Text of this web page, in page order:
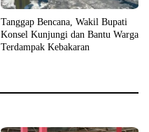
Tanggap Bencana, Wakil Bupati
Konsel Kunjungi dan Bantu Warga
Terdampak Kebakaran